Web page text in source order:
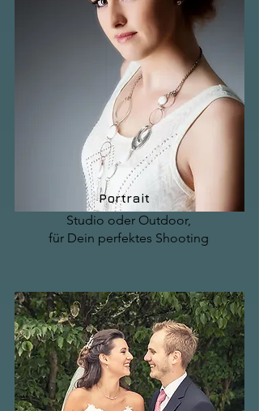
Portrait
Studio oder Outdoor,
für Dein perfektes Shooting